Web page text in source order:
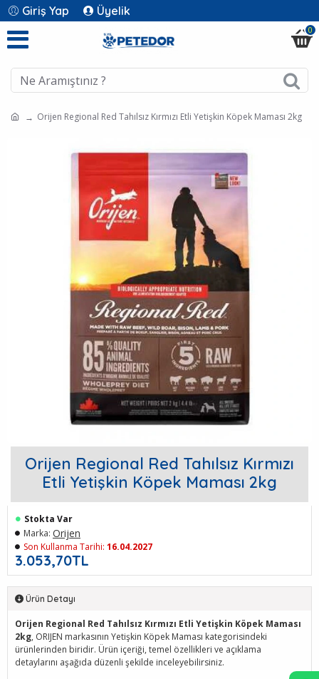
Giriş Yap Üyelik
0
Orijen Regional Red Tahılsız Kırmızı Etli Yetişkin Köpek Maması 2kg
Orijen Regional Red Tahılsız Kırmızı
Etli Yetişkin Köpek Maması 2kg
3.053,70TL
Stokta Var
Marka: Orijen
Son Kullanma Tarihi: 16.04.2027
Ürün Detayı
Orijen Regional Red Tahılsız Kırmızı Etli Yetişkin Köpek Maması
2kg, ORIJEN markasının Yetişkin Köpek Maması kategorisindeki
ürünlerinden biridir. Ürün içeriği, temel özellikleri ve açıklama
detaylarını aşağıda düzenli şekilde inceleyebilirsiniz.